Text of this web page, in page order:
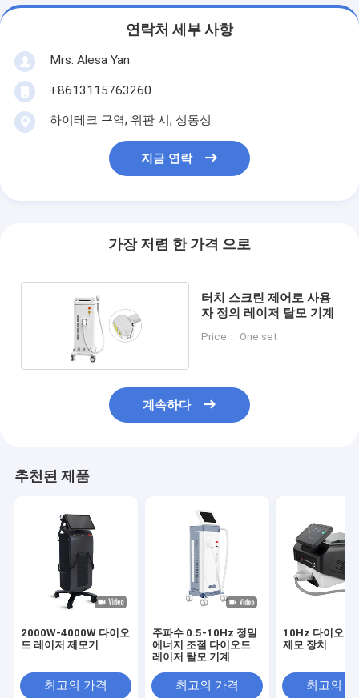
연락처 세부 사항
Mrs. Alesa Yan
+8613115763260
하이테크 구역, 위판 시, 성동성
지금 연락
가장 저렴 한 가격 으로
터치 스크린 제어로 사용
자 정의 레이저 탈모 기계
Price： One set
계속하다
추천된 제품
2000W-4000W 다이오
드 레이저 제모기
최고의 가격
주파수 0.5-10Hz 정밀
에너지 조절 다이오드
레이저 탈모 기계
최고의 가격
10Hz 다이오드
제모 장치
최고의